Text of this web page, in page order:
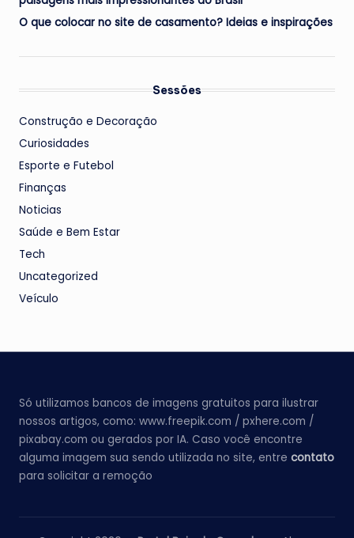
O que colocar no site de casamento? Ideias e inspirações
Sessões
Construção e Decoração
Curiosidades
Esporte e Futebol
Finanças
Noticias
Saúde e Bem Estar
Tech
Uncategorized
Veículo
Só utilizamos bancos de imagens gratuitos para ilustrar
nossos artigos, como: www.freepik.com / pxhere.com /
pixabay.com ou gerados por IA. Caso você encontre
alguma imagem sua sendo utilizada no site, entre contato
para solicitar a remoção